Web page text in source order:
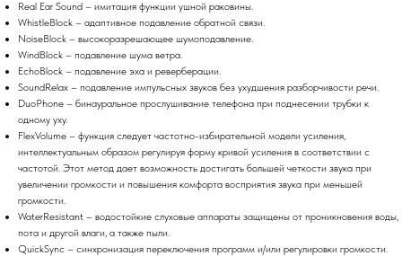
Real Ear Sound – имитация функции ушной раковины.
WhistleBlock – адаптивное подавление обратной связи.
NoiseBlock – высокоразрешающее шумоподавление.
WindBlock – подавление шума ветра.
EchoBlock – подавление эха и реверберации.
SoundRelax – подавление импульсных звуков без ухудшения разборчивости речи.
DuoPhone – бинауральное прослушивание телефона при поднесении трубки к
одному уху.
FlexVolume – функция следует частотно-избирательной модели усиления,
интеллектуальным образом регулируя форму кривой усиления в соответствии с
частотой. Этот метод дает возможность достигать большей четкости звука при
увеличении громкости и повышения комфорта восприятия звука при меньшей
громкости.
WaterResistant – водостойкие слуховые аппараты защищены от проникновения воды,
пота и другой влаги, а также пыли.
QuickSync – синхронизация переключения программ и/или регулировки громкости.